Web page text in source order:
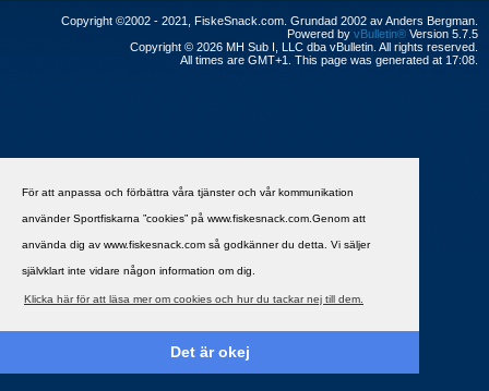
För att anpassa och förbättra våra tjänster och vår kommunikation
använder Sportfiskarna ”cookies” på www.fiskesnack.com.Genom att
använda dig av www.fiskesnack.com så godkänner du detta. Vi säljer
självklart inte vidare någon information om dig.
Klicka här för att läsa mer om cookies och hur du tackar nej till dem.
Det är okej
Copyright ©2002 - 2021, FiskeSnack.com. Grundad 2002 av Anders Bergman.
Powered by vBulletin® Version 5.7.5
Copyright © 2026 MH Sub I, LLC dba vBulletin. All rights reserved.
All times are GMT+1. This page was generated at 17:08.